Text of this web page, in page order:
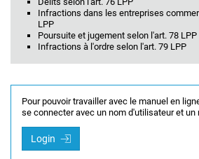
Infractions dans les entreprises
LPP
Poursuite et jugement selon l'art. 78 LPP
Infractions à l'ordre selon l'art. 79 LPP
Pour pouvoir travailler avec le manuel en
se connecter avec un nom d'utilisateur et un
Login